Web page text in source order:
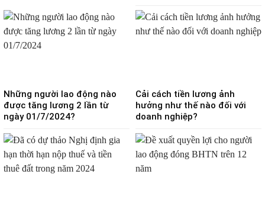
Những người lao động nào
được tăng lương 2 lần từ
ngày 01/7/2024?
Cải cách tiền lương ảnh
hưởng như thế nào đối với
doanh nghiệp?